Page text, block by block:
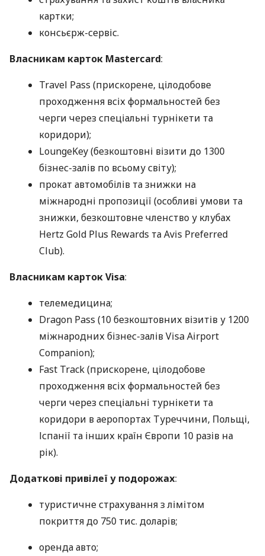
картки;
консьєрж-сервіс.
Власникам карток Mastercard:
Travel Pass (прискорене, цілодобове
проходження всіх формальностей без
черги через спеціальні турнікети та
коридори);
LoungeKey (безкоштовні візити до 1300
бізнес-залів по всьому світу);
прокат автомобілів та знижки на
міжнародні пропозиції (особливі умови та
знижки, безкоштовне членство у клубах
Hertz Gold Plus Rewards та Avis Preferred
Club).
Власникам карток Visa:
телемедицина;
Dragon Pass (10 безкоштовних візитів у 1200
міжнародних бізнес-залів Visa Airport
Companion);
Fast Track (прискорене, цілодобове
проходження всіх формальностей без
черги через спеціальні турнікети та
коридори в аеропортах Туреччини, Польщі,
Іспанії та інших країн Європи 10 разів на
рік).
Додаткові привілеї у подорожах:
туристичне страхування з лімітом
покриття до 750 тис. доларів;
оренда авто;